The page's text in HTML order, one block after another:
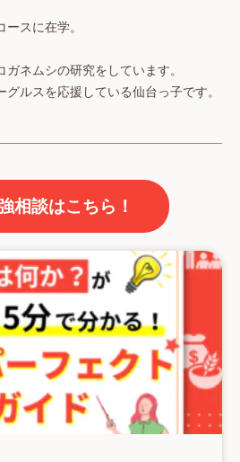
スに在学。
ネムシの研究をしています。
ルスを応援している仙台っ子です。
相談はこちら！